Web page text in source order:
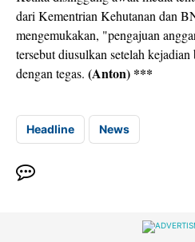
dari Kementrian Kehutanan dan
mengemukakan, "pengajuan
tersebut diusulkan setelah
dengan tegas. (Anton) ***
Headline News